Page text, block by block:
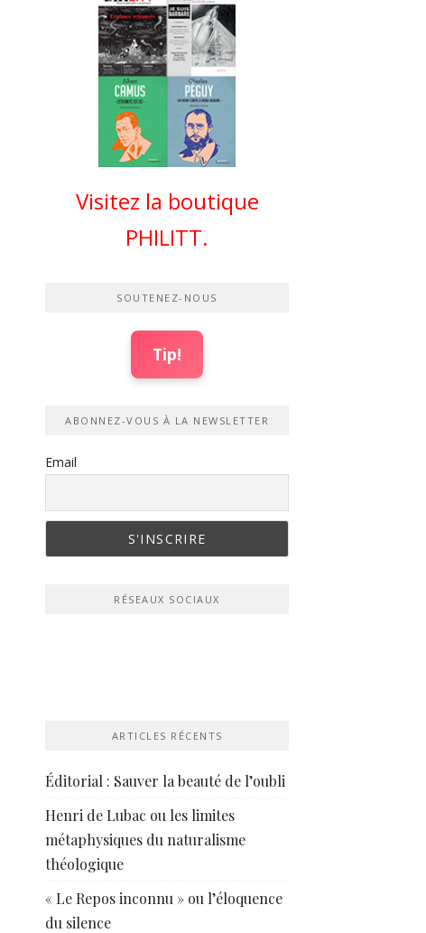
Visitez la boutique
PHILITT.
SOUTENEZ-NOUS
Tip!
ABONNEZ-VOUS À LA NEWSLETTER
Email
RÉSEAUX SOCIAUX
ARTICLES RÉCENTS
Éditorial : Sauver la beauté de l’oubli
Henri de Lubac ou les limites
métaphysiques du naturalisme
théologique
« Le Repos inconnu » ou l’éloquence
du silence